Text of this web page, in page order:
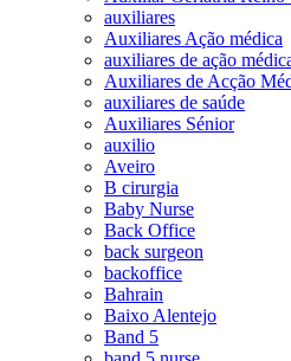
auxiliares
Auxiliares Ação médica
auxiliares de ação
Auxiliares de Acção
auxiliares de saúde
Auxiliares Sénior
auxilio
Aveiro
B cirurgia
Baby Nurse
Back Office
back surgeon
backoffice
Bahrain
Baixo Alentejo
Band 5